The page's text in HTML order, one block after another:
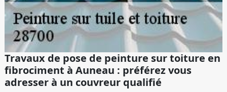
Travaux de pose de peinture sur toiture en
fibrociment à Auneau : préférez vous
adresser à un couvreur qualifié